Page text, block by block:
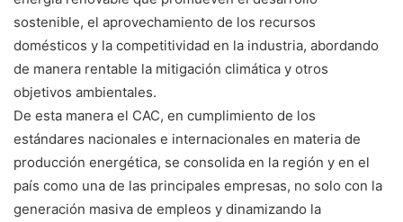
sostenible, el aprovechamiento de los recursos
domésticos y la competitividad en la industria, abordando
de manera rentable la mitigación climática y otros
objetivos ambientales.
De esta manera el CAC, en cumplimiento de los
estándares nacionales e internacionales en materia de
producción energética, se consolida en la región y en el
país como una de las principales empresas, no solo con la
generación masiva de empleos y dinamizando la